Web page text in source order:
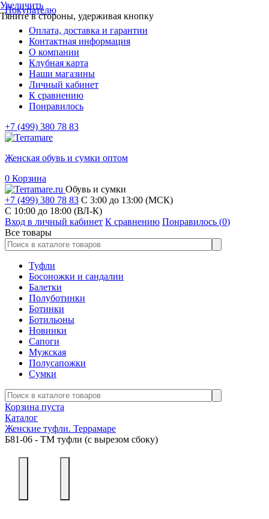
Покупателю
Оплата, доставка и гарантии
Контактная информация
О компании
Клубная карта
Наши магазины
Личный кабинет
К сравнению
Понравилось
+7 (499) 380 78 83
Женская обувь и сумки оптом
0 Корзина
Обувь и сумки
+7 (499) 380 78 83 С 3:00 до 13:00 (МСК)
C 10:00 до 18:00 (ВЛ-К)
Вход в личный кабинет К сравнению Понравилось (0)
Все товары
Туфли
Босоножки и сандалии
Балетки
Полуботинки
Ботинки
Ботильоны
Новинки
Сапоги
Мужская
Полусапожки
Сумки
Корзина пуста
Каталог
Женские туфли. Террамаре
Б81-06 - ТМ туфли (с вырезом сбоку)
Увеличить
Тяните в стороны, удерживая кнопку